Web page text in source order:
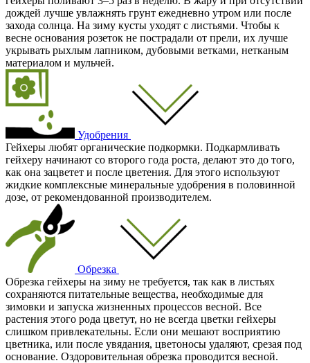
дождей лучше увлажнять грунт ежедневно утром или после
захода солнца. На зиму кусты уходят с листьями. Чтобы к
весне основания розеток не пострадали от прели, их лучше
укрывать рыхлым лапником, дубовыми ветками, нетканым
материалом и мульчей.
Удобрения
Гейхеры любят органические подкормки. Подкармливать
гейхеру начинают со второго года роста, делают это до того,
как она зацветет и после цветения. Для этого используют
жидкие комплексные минеральные удобрения в половинной
дозе, от рекомендованной производителем.
Обрезка
Обрезка гейхеры на зиму не требуется, так как в листьях
сохраняются питательные вещества, необходимые для
зимовки и запуска жизненных процессов весной. Все
растения этого рода цветут, но не всегда цветки гейхеры
слишком привлекательны. Если они мешают восприятию
цветника, или после увядания, цветоносы удаляют, срезая под
основание. Оздоровительная обрезка проводится весной.